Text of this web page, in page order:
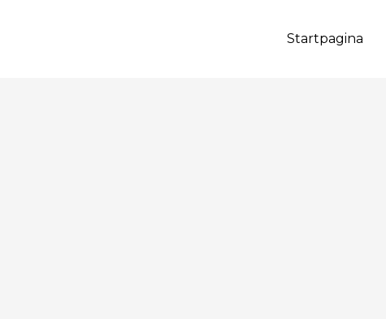
Startpagina